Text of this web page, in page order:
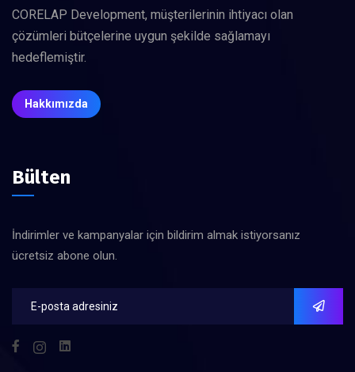
CORELAP Development, müşterilerinin ihtiyacı olan
çözümleri bütçelerine uygun şekilde sağlamayı
hedeflemiştir.
Hakkımızda
Bülten
İndirimler ve kampanyalar için bildirim almak istiyorsanız
ücretsiz abone olun.